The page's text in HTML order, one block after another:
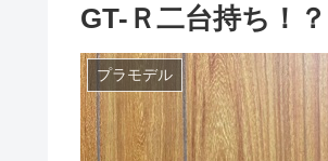
GT-Ｒ二台持ち！？
プラモデル